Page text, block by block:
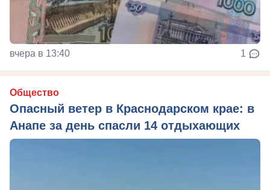
вчера в 13:40 1
Общество
Опасный ветер в Краснодарском крае: в
Анапе за день спасли 14 отдыхающих